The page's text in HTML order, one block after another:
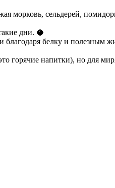
морковь, сельдерей,
дни. 🥥
белку и полезным
горячие напитки), но для